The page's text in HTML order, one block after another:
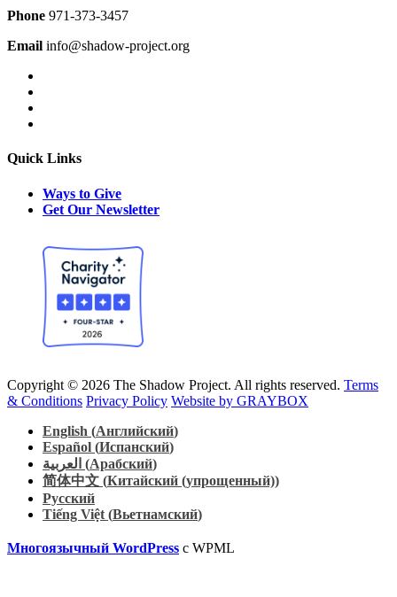
Phone 971-373-3457
Email info@shadow-project.org
Quick Links
Ways to Give
Get Our Newsletter
Copyright © 2026 The Shadow Project. All rights reserved. Terms
& Conditions Privacy Policy Website by GRAYBOX
English (Английский)
Español (Испанский)
العربية (Арабский)
简体中文 (Китайский (упрощенный))
Русский
Tiếng Việt (Вьетнамский)
Многоязычный WordPress с WPML